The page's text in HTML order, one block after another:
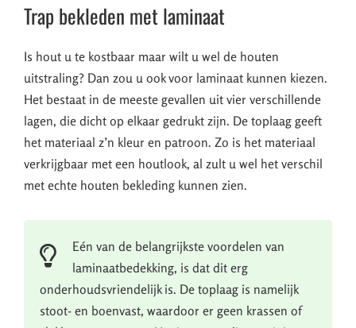
Trap bekleden met laminaat
Is hout u te kostbaar maar wilt u wel de houten
uitstraling? Dan zou u ook voor laminaat kunnen kiezen.
Het bestaat in de meeste gevallen uit vier verschillende
lagen, die dicht op elkaar gedrukt zijn. De toplaag geeft
het materiaal z’n kleur en patroon. Zo is het materiaal
verkrijgbaar met een houtlook, al zult u wel het verschil
met echte houten bekleding kunnen zien.
Eén van de belangrijkste voordelen van
laminaatbedekking, is dat dit erg
onderhoudsvriendelijk is. De toplaag is namelijk
stoot- en boenvast, waardoor er geen krassen of